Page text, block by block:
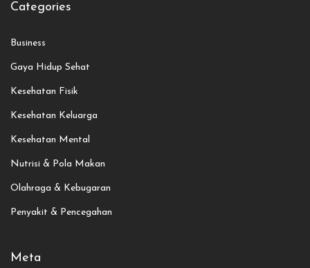
Categories
Business
Gaya Hidup Sehat
Kesehatan Fisik
Kesehatan Keluarga
Kesehatan Mental
Nutrisi & Pola Makan
Olahraga & Kebugaran
Penyakit & Pencegahan
Meta